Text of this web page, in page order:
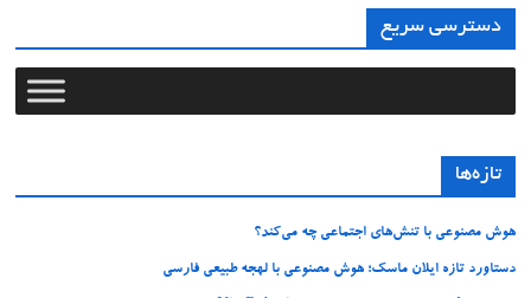
دسترسی سریع
تازه‌ها
هوش مصنوعی با تنش‌های اجتماعی چه می‌کند؟
دستاورد تازه ایلان ماسک؛ هوش مصنوعی با لهجه طبیعی فارسی